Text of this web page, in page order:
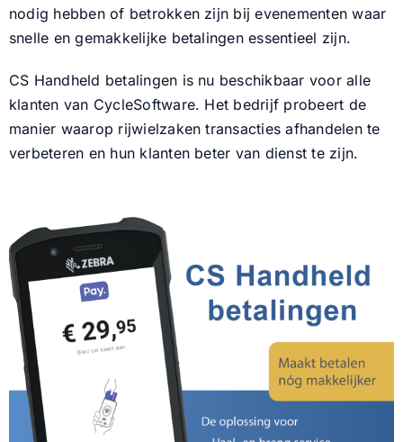
nodig hebben of betrokken zijn bij evenementen waar
snelle en gemakkelijke betalingen essentieel zijn.
CS Handheld betalingen is nu beschikbaar voor alle
klanten van CycleSoftware. Het bedrijf probeert de
manier waarop rijwielzaken transacties afhandelen te
verbeteren en hun klanten beter van dienst te zijn.